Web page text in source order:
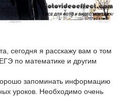
сегодня я расскажу вам о том
по математике и другим
запоминать информацию
уроков. Необходимо очень